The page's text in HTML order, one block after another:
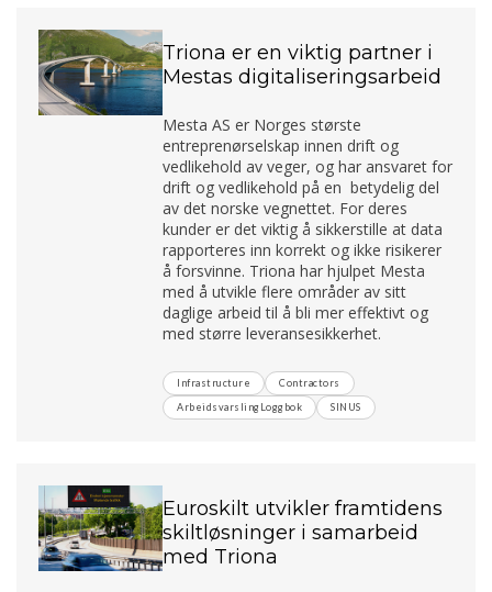
Triona er en viktig partner i
Mestas digitaliseringsarbeid
Mesta AS er Norges største
entreprenørselskap innen drift og
vedlikehold av veger, og har ansvaret for
drift og vedlikehold på en betydelig del
av det norske vegnettet. For deres
kunder er det viktig å sikkerstille at data
rapporteres inn korrekt og ikke risikerer
å forsvinne. Triona har hjulpet Mesta
med å utvikle flere områder av sitt
daglige arbeid til å bli mer effektivt og
med større leveransesikkerhet.
Infrastructure
Contractors
ArbeidsvarslingLoggbok
SINUS
Euroskilt utvikler framtidens
skiltløsninger i samarbeid
med Triona